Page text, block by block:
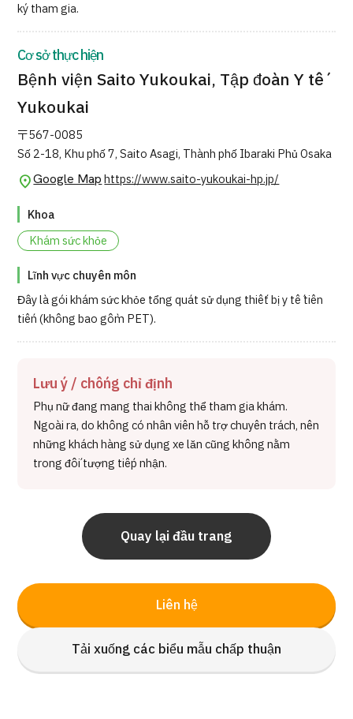
Tiếng Nhật
Tiếng Việt
Liên hệ
Liên hệ
Tải xuống các biểu mẫu chấp thuận
ký tham gia.
Cơ sở thực hiện
Bệnh viện Saito Yukoukai, Tập đoàn Y tế
Yukoukai
〒567-0085
Số 2-18, Khu phố 7, Saito Asagi, Thành phố Ibaraki Phủ Osaka
Google Map https://www.saito-yukoukai-hp.jp/
Khoa
Khám sức khỏe
Lĩnh vực chuyên môn
Đây là gói khám sức khỏe tổng quát sử dụng thiết bị y tế tiên
tiến (không bao gồm PET).
Lưu ý / chống chỉ định
Phụ nữ đang mang thai không thể tham gia khám.
Ngoài ra, do không có nhân viên hỗ trợ chuyên trách, nên
những khách hàng sử dụng xe lăn cũng không nằm
trong đối tượng tiếp nhận.
Quay lại đầu trang